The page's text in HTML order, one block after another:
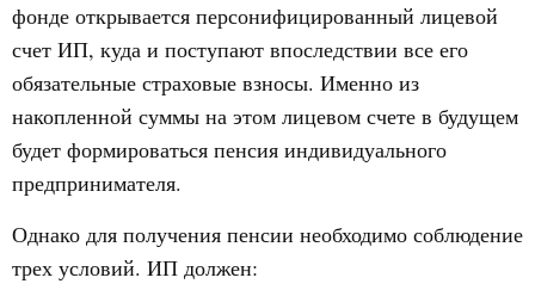
фонде открывается персонифицированный лицевой
счет ИП, куда и поступают впоследствии все его
обязательные страховые взносы. Именно из
накопленной суммы на этом лицевом счете в будущем
будет формироваться пенсия индивидуального
предпринимателя.
Однако для получения пенсии необходимо соблюдение
трех условий. ИП должен: